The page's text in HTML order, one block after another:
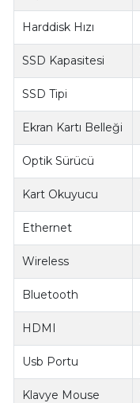
Harddisk Hızı
SSD Kapasitesi
SSD Tipi
Ekran Kartı Belleği
Optik Sürücü
Kart Okuyucu
Ethernet
Wireless
Bluetooth
HDMI
Usb Portu
Klavye Mouse